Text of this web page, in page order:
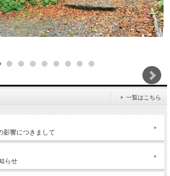
一覧はこちら
影響につきまして
らせ